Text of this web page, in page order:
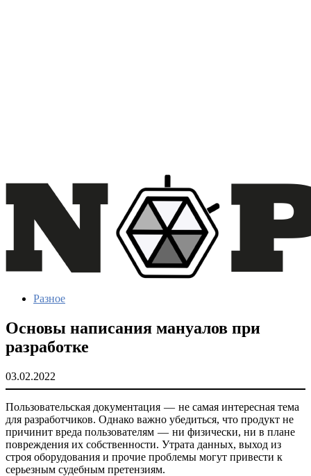
Разное
Основы написания мануалов при
разработке
03.02.2022
Пользовательская документация — не самая интересная тема
для разработчиков. Однако важно убедиться, что продукт не
причинит вреда пользователям — ни физически, ни в плане
повреждения их собственности. Утрата данных, выход из
строя оборудования и прочие проблемы могут привести к
серьезным судебным претензиям.